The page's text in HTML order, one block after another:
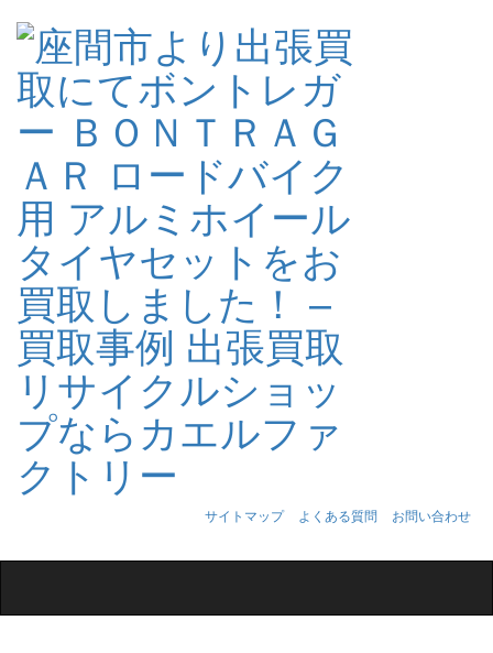
サイトマップ よくある質問
お問い合わせ